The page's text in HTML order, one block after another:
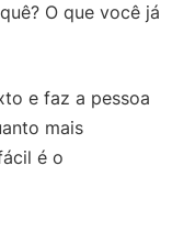
O que você já
e faz a pessoa
mais
é o